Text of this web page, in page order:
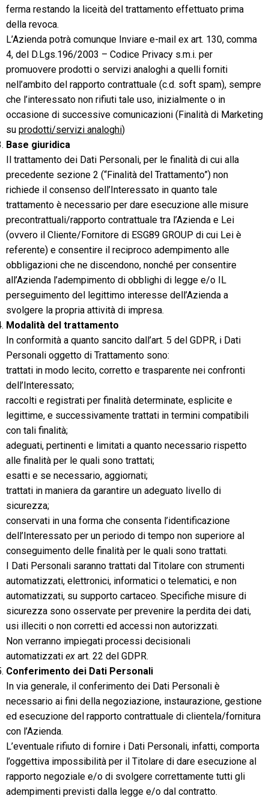
ferma restando la liceità del trattamento effettuato prima
della revoca.
L’Azienda potrà comunque Inviare e-mail ex art. 130, comma
4, del D.Lgs.196/2003 – Codice Privacy s.m.i. per
promuovere prodotti o servizi analoghi a quelli forniti
nell’ambito del rapporto contrattuale (c.d. soft spam), sempre
che l’interessato non rifiuti tale uso, inizialmente o in
occasione di successive comunicazioni (Finalità di Marketing
su prodotti/servizi analoghi)
Base giuridica
Il trattamento dei Dati Personali, per le finalità di cui alla
precedente sezione ‎2 (“Finalità del Trattamento”) non
richiede il consenso dell’Interessato in quanto tale
trattamento è necessario per dare esecuzione alle misure
precontrattuali/rapporto contrattuale tra l’Azienda e Lei
(ovvero il Cliente/Fornitore di ESG89 GROUP di cui Lei è
referente) e consentire il reciproco adempimento alle
obbligazioni che ne discendono, nonché per consentire
all’Azienda l’adempimento di obblighi di legge e/o IL
perseguimento del legittimo interesse dell’Azienda a
svolgere la propria attività di impresa.
Modalità del trattamento
In conformità a quanto sancito dall’art. 5 del GDPR, i Dati
Personali oggetto di Trattamento sono:
trattati in modo lecito, corretto e trasparente nei confronti
dell’Interessato;
raccolti e registrati per finalità determinate, esplicite e
legittime, e successivamente trattati in termini compatibili
con tali finalità;
adeguati, pertinenti e limitati a quanto necessario rispetto
alle finalità per le quali sono trattati;
esatti e se necessario, aggiornati;
trattati in maniera da garantire un adeguato livello di
sicurezza;
conservati in una forma che consenta l’identificazione
dell’Interessato per un periodo di tempo non superiore al
conseguimento delle finalità per le quali sono trattati.
I Dati Personali saranno trattati dal Titolare con strumenti
automatizzati, elettronici, informatici o telematici, e non
automatizzati, su supporto cartaceo. Specifiche misure di
sicurezza sono osservate per prevenire la perdita dei dati,
usi illeciti o non corretti ed accessi non autorizzati.
Non verranno impiegati processi decisionali
automatizzati ex art. 22 del GDPR.
Conferimento dei Dati Personali
In via generale, il conferimento dei Dati Personali è
necessario ai fini della negoziazione, instaurazione, gestione
ed esecuzione del rapporto contrattuale di clientela/fornitura
con l’Azienda.
L’eventuale rifiuto di fornire i Dati Personali, infatti, comporta
l’oggettiva impossibilità per il Titolare di dare esecuzione al
rapporto negoziale e/o di svolgere correttamente tutti gli
adempimenti previsti dalla legge e/o dal contratto.